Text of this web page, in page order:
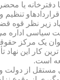
دفترخانه یا
تنظیم
زیر نظر قوه
سیاسی اداره
یک مرکز
کار این نهاد
است.
مستقل از